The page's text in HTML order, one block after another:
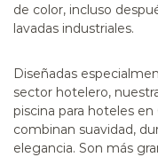
de color, incluso
lavadas industriales.
Diseñadas
sector hotelero,
piscina para hoteles en
combinan suavidad,
elegancia. Son más